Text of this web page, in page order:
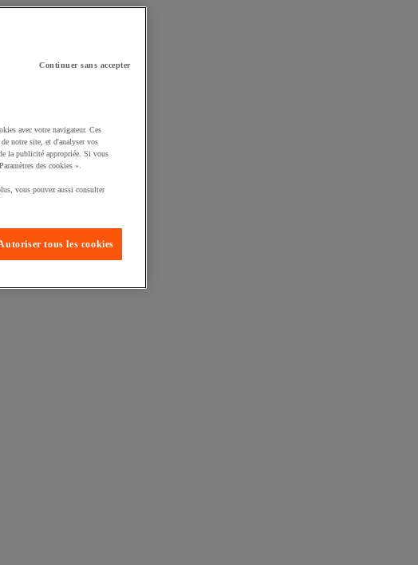
Continuer sans accepter
avec votre navigateur. Ces
notre site, et d'analyser vos
la publicité appropriée. Si vous
des cookies ».
vous pouvez aussi consulter
tous les cookies